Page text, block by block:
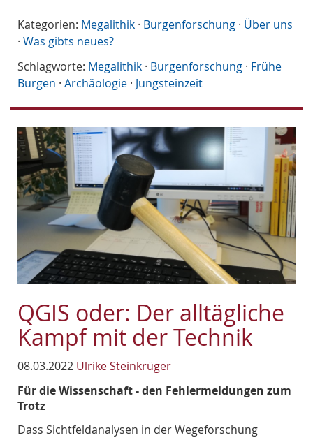
Kategorien: Megalithik · Burgenforschung · Über uns
· Was gibts neues?
Schlagworte: Megalithik · Burgenforschung · Frühe
Burgen · Archäologie · Jungsteinzeit
QGIS oder: Der alltägliche
Kampf mit der Technik
08.03.2022 Ulrike Steinkrüger
Für die Wissenschaft - den Fehlermeldungen zum
Trotz
Dass Sichtfeldanalysen in der Wegeforschung